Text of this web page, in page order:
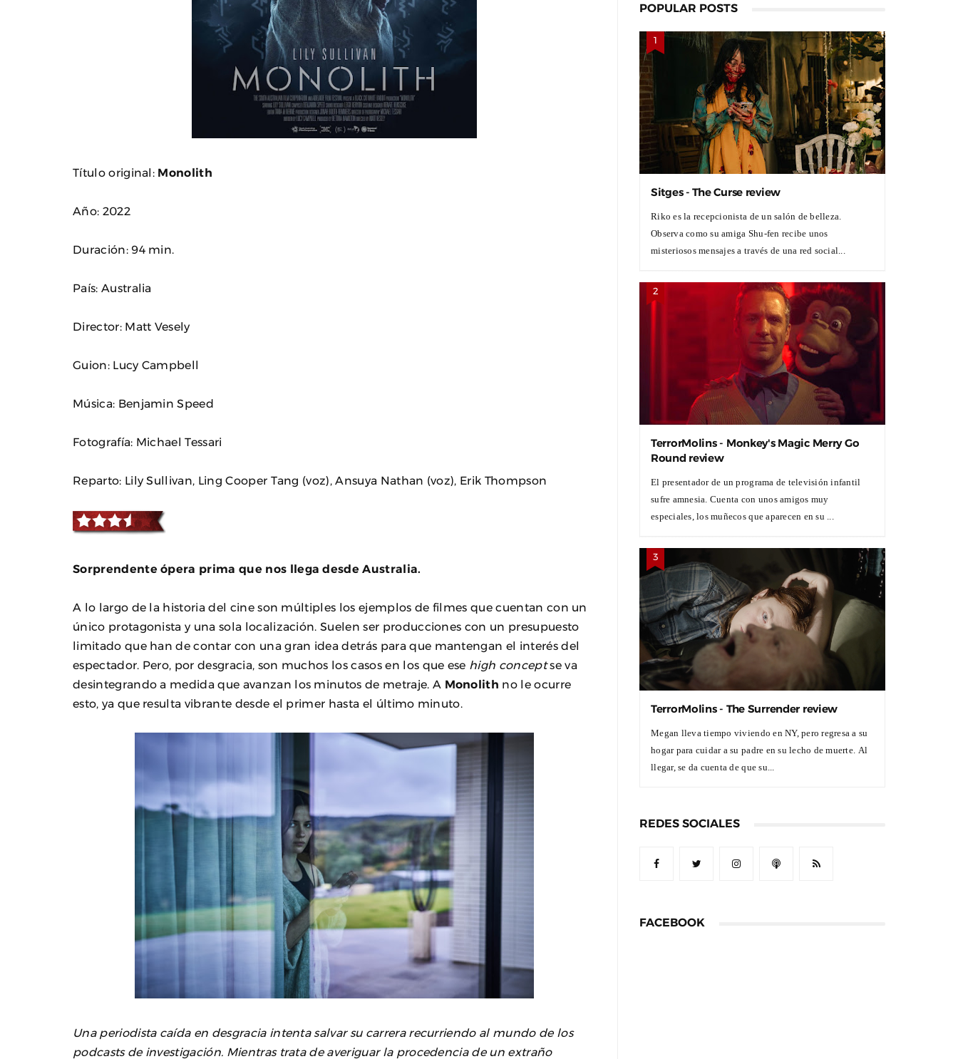
Título original: Monolith
Año: 2022
Duración: 94 min.
País: Australia
Director: Matt Vesely
Guion: Lucy Campbell
Música: Benjamin Speed
Fotografía: Michael Tessari
Reparto: Lily Sullivan, Ling Cooper Tang (voz), Ansuya Nathan (voz), Erik Thompson
Sorprendente ópera prima que nos llega desde Australia.
A lo largo de la historia del cine son múltiples los ejemplos de filmes que cuentan con un
único protagonista y una sola localización. Suelen ser producciones con un presupuesto
limitado que han de contar con una gran idea detrás para que mantengan el interés del
espectador. Pero, por desgracia, son muchos los casos en los que ese high conceptse va
desintegrando a medida que avanzan los minutos de metraje. A Monolith no le ocurre
esto, ya que resulta vibrante desde el primer hasta el último minuto.
Una periodista caída en desgracia intenta salvar su carrera recurriendo al mundo de los
podcasts de investigación. Mientras trata de averiguar la procedencia de un extraño
POPULAR POSTS
Sitges - The Curse review
Riko es la recepcionista de un salón de belleza.
Observa como su amiga Shu-fen recibe unos
misteriosos mensajes a través de una red social...
TerrorMolins - Monkey's Magic Merry Go
Round review
El presentador de un programa de televisión infantil
sufre amnesia. Cuenta con unos amigos muy
especiales, los muñecos que aparecen en su ...
TerrorMolins - The Surrender review
Megan lleva tiempo viviendo en NY, pero regresa a su
hogar para cuidar a su padre en su lecho de muerte. Al
llegar, se da cuenta de que su...
REDES SOCIALES
FACEBOOK